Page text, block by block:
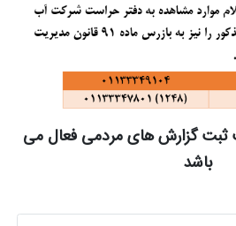
1821 جهت ثبت گزارش های مردمی فعال می
باشد